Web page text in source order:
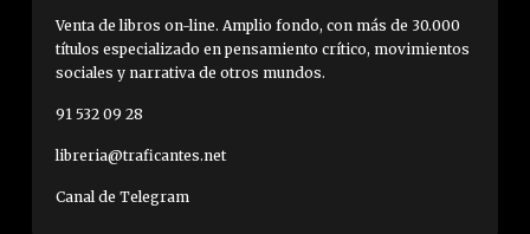
Venta de libros on-line. Amplio fondo, con más de 30.000
títulos especializado en pensamiento crítico, movimientos
sociales y narrativa de otros mundos.
91 532 09 28
libreria@traficantes.net
Canal de Telegram